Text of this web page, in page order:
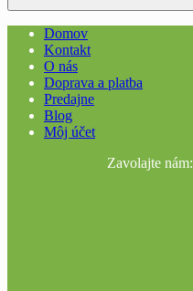
Domov
Kontakt
O nás
Doprava a platba
Predajne
Blog
Môj účet
Zavolajte nám: